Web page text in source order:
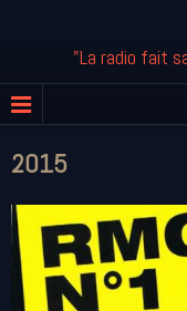
"La radio fait
2015